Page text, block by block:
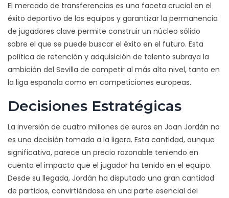
El mercado de transferencias es una faceta crucial en el
éxito deportivo de los equipos y garantizar la permanencia
de jugadores clave permite construir un núcleo sólido
sobre el que se puede buscar el éxito en el futuro. Esta
política de retención y adquisición de talento subraya la
ambición del Sevilla de competir al más alto nivel, tanto en
la liga española como en competiciones europeas.
Decisiones Estratégicas
La inversión de cuatro millones de euros en Joan Jordán no
es una decisión tomada a la ligera. Esta cantidad, aunque
significativa, parece un precio razonable teniendo en
cuenta el impacto que el jugador ha tenido en el equipo.
Desde su llegada, Jordán ha disputado una gran cantidad
de partidos, convirtiéndose en una parte esencial del